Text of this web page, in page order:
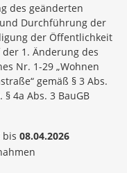
des geänderten
Durchführung der
der Öffentlichkeit
1. Änderung des
Nr. 1-29 „Wohnen
gemäß § 3 Abs.
§ 4a Abs. 3 BauGB
bis 08.04.2026